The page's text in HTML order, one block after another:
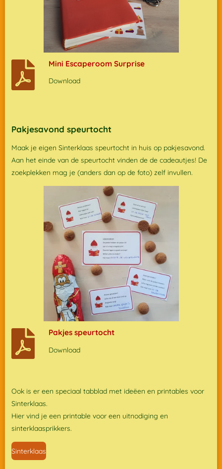
Mini Escaperoom Surprise
Download
Pakjesavond speurtocht
Maak je eigen Sinterklaas speurtocht in huis op pakjesavond.
Aan het einde van de speurtocht vinden de de cadeautjes! De
zoekplekken mag je (anders dan op de foto) zelf invullen.
Pakjes speurtocht
Download
Ook is er een speciaal tabblad met ideëen en printables voor
Sinterklaas.
Hier vind je een printable voor een uitnodiging en
sinterklaasprikkers.
Sinterklaas